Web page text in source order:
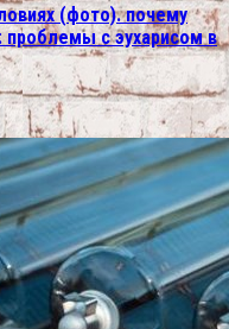
(фото). почему
проблемы с эухарисом в